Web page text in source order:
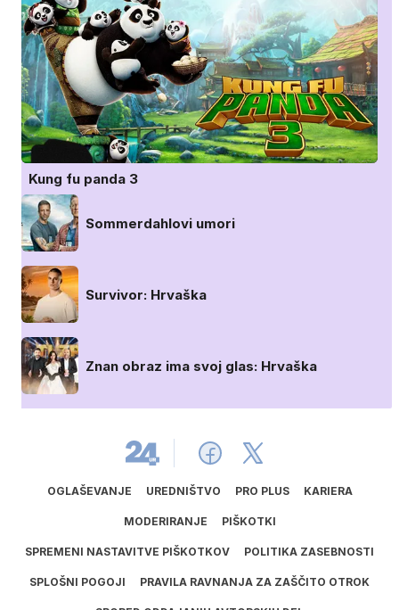
Kung fu panda 3
Sommerdahlovi umori
Survivor: Hrvaška
Znan obraz ima svoj glas: Hrvaška
OGLAŠEVANJE UREDNIŠTVO PRO PLUS KARIERA
MODERIRANJE PIŠKOTKI
SPREMENI NASTAVITVE PIŠKOTKOV POLITIKA ZASEBNOSTI
SPLOŠNI POGOJI PRAVILA RAVNANJA ZA ZAŠČITO OTROK